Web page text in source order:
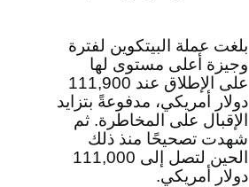
بلغت عملة البيتكوين لفترة
وجيزة أعلى مستوى لها
على الإطلاق عند 111,900
دولار أمريكي، مدفوعةً بتزايد
الإقبال على المخاطرة. ثم
شهدت تصحيحًا منذ ذلك
الحين لتصل إلى 111,000
دولار أمريكي.